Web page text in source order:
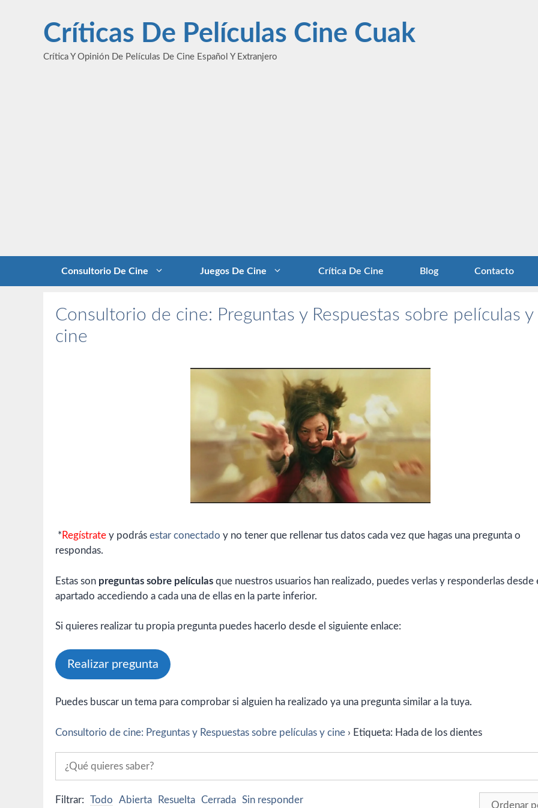
contenidoCríticas De Películas Cine Cuak
Crítica Y Opinión De Películas De Cine Español Y Extranjero
Consultorio De Cine Juegos De Cine Crítica De Cine Blog Contacto
Consultorio de cine: Preguntas y Respuestas sobre películas y
cine
* Regístrate y podrás estar conectado y no tener que rellenar tus datos cada vez que hagas una pregunta o
respondas.
Estas son preguntas sobre películas que nuestros usuarios han realizado, puedes verlas y responderlas desde
apartado accediendo a cada una de ellas en la parte inferior.
Si quieres realizar tu propia pregunta puedes hacerlo desde el siguiente enlace:
Realizar pregunta
Puedes buscar un tema para comprobar si alguien ha realizado ya una pregunta similar a la tuya.
Consultorio de cine: Preguntas y Respuestas sobre películas y cine › Etiqueta: Hada de los dientes
Filtrar: Todo Abierta Resuelta Cerrada Sin responder